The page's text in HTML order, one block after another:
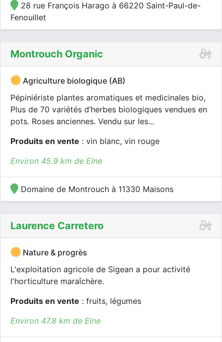
28 rue François Harago à 66220 Saint-Paul-de-
Fenouillet
Montrouch Organic
Agriculture biologique (AB)
Pépiniériste plantes aromatiques et medicinales bio,
Plus de 70 variétés d’herbes biologiques vendues en
pots. Roses anciennes. Vendu sur les...
Produits en vente : vin blanc, vin rouge
Environ 45.9 km de Elne
Domaine de Montrouch à 11330 Maisons
Laurence Carretero
Nature & progrès
L'exploitation agricole de Sigean a pour activité
l'horticulture maraîchère.
Produits en vente : fruits, légumes
Environ 47.8 km de Elne